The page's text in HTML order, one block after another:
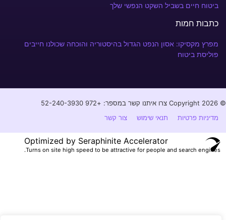
ביטוח חיים בשביל השקט הנפשי שלך
כתבות חמות
מפרץ מקסיקו: אסון הנפט הגדול בהיסטוריה והוכחה שכולנו חייבים
פוליסת ביטוח
© Copyright 2026 צרו איתנו קשר במספר: +972 52-240-3930⁩
מדיניות פרטיות
תנאי שימוש צור קשר
Optimized by Seraphinite Accelerator
Turns on site high speed to be attractive for people and search engines.